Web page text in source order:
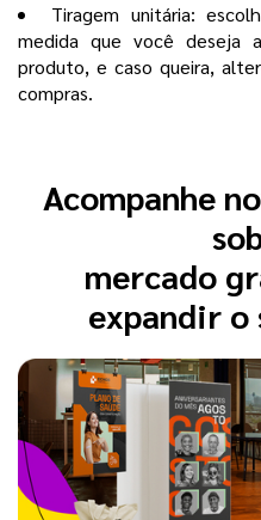
Tiragem unitária:
medida que você deseja
produto, e caso queira,
compras.
Acompanhe
mercado
expandir o